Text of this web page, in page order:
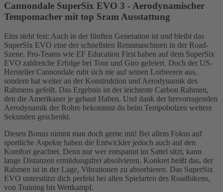
Cannondale SuperSix EVO 3 - Aerodynamischer
Tempomacher mit top Sram Ausstattung
Eins steht fest: Auch in der fünften Generation ist und bleibt das
SuperSix EVO eine der schnellsten Rennmaschinen in der Road-
Szene. Pro-Teams wie EF Education First haben auf dem SuperSix
EVO zahlreiche Erfolge bei Tour und Giro gefeiert. Doch der US-
Hersteller Cannondale ruht sich nie auf seinen Lorbeeren aus,
sondern hat weiter an der Konstruktion und Aerodynamik des
Rahmens gefeilt. Das Ergebnis ist der leichteste Carbon Rahmen,
den die Amerikaner je gebaut Haben. Und dank der hervorragenden
Aerodynamik der Rohre bekommst du beim Tempobolzen weitere
Sekunden geschenkt.
Diesen Bonus nimmt man doch gerne mit! Bei allem Fokus auf
sportliche Aspekte haben die Entwickler jedoch auch auf den
Komfort geachtet. Denn nur wer entspannt im Sattel sitzt, kann
lange Distanzen ermüdungsfrei absolvieren. Konkret heißt das, der
Rahmen ist in der Lage, Vibrationen zu absorbieren. Das SuperSix
EVO unterstützt dich perfekt bei allen Spielarten des Roadbikens,
von Training bis Wettkampf.